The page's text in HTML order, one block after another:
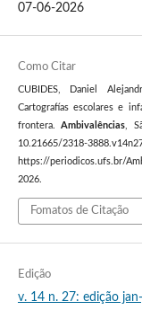
07-06-2026
Como Citar
CUBIDES, Daniel
Cartografías escolares e
frontera.Ambivalências ,
10.21665/2318-
https://periodicos.ufs.br/
2026.
Fomatos de Citação
Edição
v. 14 n. 27: edição